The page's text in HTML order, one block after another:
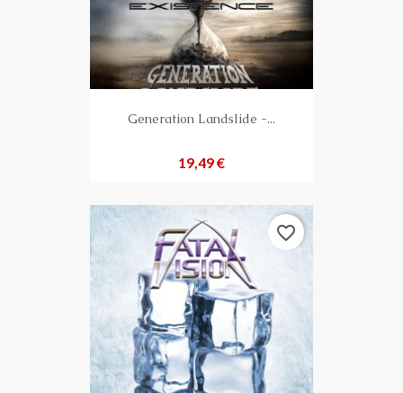
Generation Landslide -...
Preis
19,49 €
favorite_border